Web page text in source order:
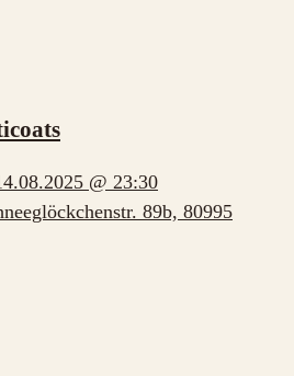
@ 23:30
89b, 80995